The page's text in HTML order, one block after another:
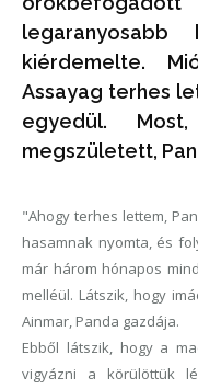
kiérdemelte.
Assayag terhes
egyedül.
megszületett,
"Ahogy terhes lettem,
hasamnak nyomta, és
már három hónapos
melléül. Látszik, hogy
Ainmar, Panda gazdája.
Ebből látszik, hogy a
vigyázni a körülöttük